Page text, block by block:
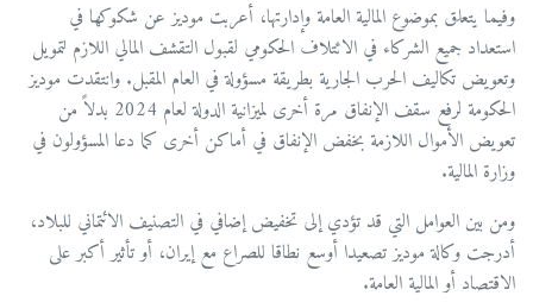
وفيما يتعلق بموضوع المالية العامة وإدارتها، أعربت موديز عن شكوكها في
استعداد جميع الشركاء في الائتلاف الحكومي لقبول التقشف المالي اللازم لتمويل
وتعويض تكاليف الحرب الجارية بطريقة مسؤولة في العام المقبل. وانتقدت موديز
الحكومة لرفع سقف الإنفاق مرة أخرى لميزانية الدولة لعام 2024 بدلاً من
تعويض الأموال اللازمة بخفض الإنفاق في أماكن أخرى كما دعا المسؤولون في
وزارة المالية.
ومن بين العوامل التي قد تؤدي إلى تخفيض إضافي في التصنيف الائتماني للبلاد،
أدرجت وكالة موديز تصعيدا أوسع نطاقا للصراع مع إيران، أو تأثير أكبر على
الاقتصاد أو المالية العامة.